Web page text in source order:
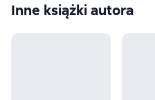
Inne książki autora